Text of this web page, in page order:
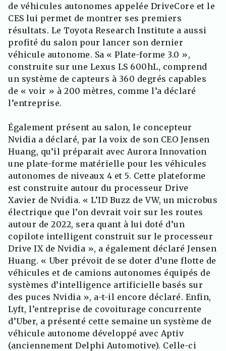
de véhicules autonomes appelée DriveCore et le
CES lui permet de montrer ses premiers
résultats. Le Toyota Research Institute a aussi
profité du salon pour lancer son dernier
véhicule autonome. Sa « Plate-forme 3.0 »,
construite sur une Lexus LS 600hL, comprend
un système de capteurs à 360 degrés capables
de « voir » à 200 mètres, comme l’a déclaré
l’entreprise.
Également présent au salon, le concepteur
Nvidia a déclaré, par la voix de son CEO Jensen
Huang, qu’il préparait avec Aurora Innovation
une plate-forme matérielle pour les véhicules
autonomes de niveaux 4 et 5. Cette plateforme
est construite autour du processeur Drive
Xavier de Nvidia. « L’ID Buzz de VW, un microbus
électrique que l’on devrait voir sur les routes
autour de 2022, sera quant à lui doté d’un
copilote intelligent construit sur le processeur
Drive IX de Nvidia », a également déclaré Jensen
Huang. « Uber prévoit de se doter d’une flotte de
véhicules et de camions autonomes équipés de
systèmes d’intelligence artificielle basés sur
des puces Nvidia », a-t-il encore déclaré. Enfin,
Lyft, l’entreprise de covoiturage concurrente
d’Uber, a présenté cette semaine un système de
véhicule autonome développé avec Aptiv
(anciennement Delphi Automotive). Celle-ci